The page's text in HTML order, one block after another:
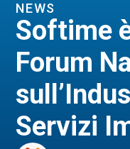
NEWS
Softime
Forum
Servizi